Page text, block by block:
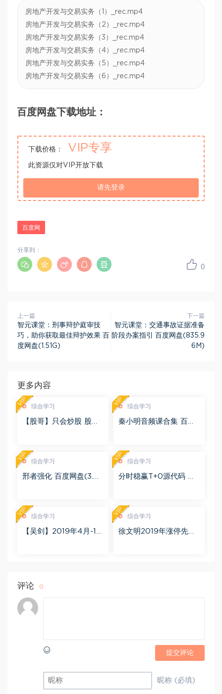
房地产开发与交易实务（1）_rec.mp4
房地产开发与交易实务（2）_rec.mp4
房地产开发与交易实务（3）_rec.mp4
房地产开发与交易实务（4）_rec.mp4
房地产开发与交易实务（5）_rec.mp4
房地产开发与交易实务（6）_rec.mp4
百度网盘下载地址：
下载价格： VIP专享
此资源仅对VIP开放下载
请先登录
百度网
0
分享到：
上一篇
智元课堂：刑事辩护庭审技
巧，助你获取最佳辩护效果 百
度网盘(1.51G)
下一篇
智元课堂：交通事故证据准备
阶段办案指引 百度网盘(835.9
6M)
更多内容
综合学习
【股哥】只会炒股 股哥
VIP 综合学习
秦小明音频课合集 百度
VIP
综合学习
邢者强化 百度网盘(3.01
VIP 综合学习
分时稳赢T+0源代码 自
VIP
综合学习
【吴剑】2019年4月-11
VIP 综合学习
徐文明2019年涨停先锋
VIP
评论 0
提交评论
昵称 (必填)